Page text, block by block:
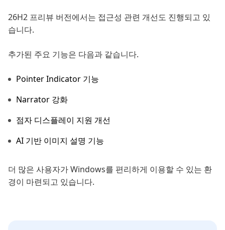
26H2 프리뷰 버전에서는 접근성 관련 개선도 진행되고 있
습니다.
추가된 주요 기능은 다음과 같습니다.
Pointer Indicator 기능
Narrator 강화
점자 디스플레이 지원 개선
AI 기반 이미지 설명 기능
더 많은 사용자가 Windows를 편리하게 이용할 수 있는 환
경이 마련되고 있습니다.